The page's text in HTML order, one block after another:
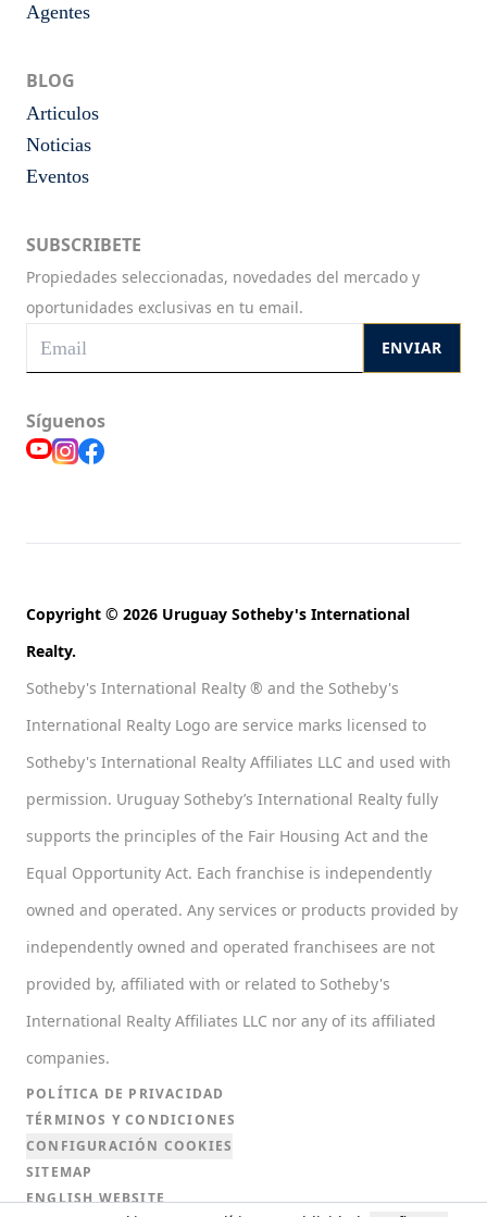
Agentes
BLOG
Articulos
Noticias
Eventos
SUBSCRIBETE
Propiedades seleccionadas, novedades del mercado y
oportunidades exclusivas en tu email.
ENVIAR
Síguenos
Copyright © 2026 Uruguay Sotheby's International
Realty.
Sotheby's International Realty ® and the Sotheby's
International Realty Logo are service marks licensed to
Sotheby's International Realty Affiliates LLC and used with
permission. Uruguay Sotheby’s International Realty fully
supports the principles of the Fair Housing Act and the
Equal Opportunity Act. Each franchise is independently
owned and operated. Any services or products provided by
independently owned and operated franchisees are not
provided by, affiliated with or related to Sotheby's
International Realty Affiliates LLC nor any of its affiliated
companies.
POLÍTICA DE PRIVACIDAD
TÉRMINOS Y CONDICIONES
CONFIGURACIÓN COOKIES
SITEMAP
ENGLISH WEBSITE